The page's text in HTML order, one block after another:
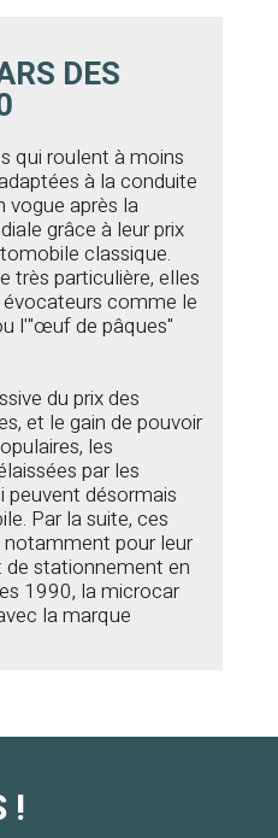
DES
qui roulent à moins
à la conduite
vogue après la
grâce à leur prix
classique.
très particulière, elles
comme le
l'"œuf de pâques"
du prix des
et le gain de pouvoir
les
par les
peuvent désormais
Par la suite, ces
pour leur
stationnement en
1990, la microcar
la marque
!